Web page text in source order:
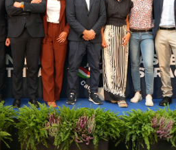
Collegio degli Ufficiali di Gara
Photogallery Videogallery